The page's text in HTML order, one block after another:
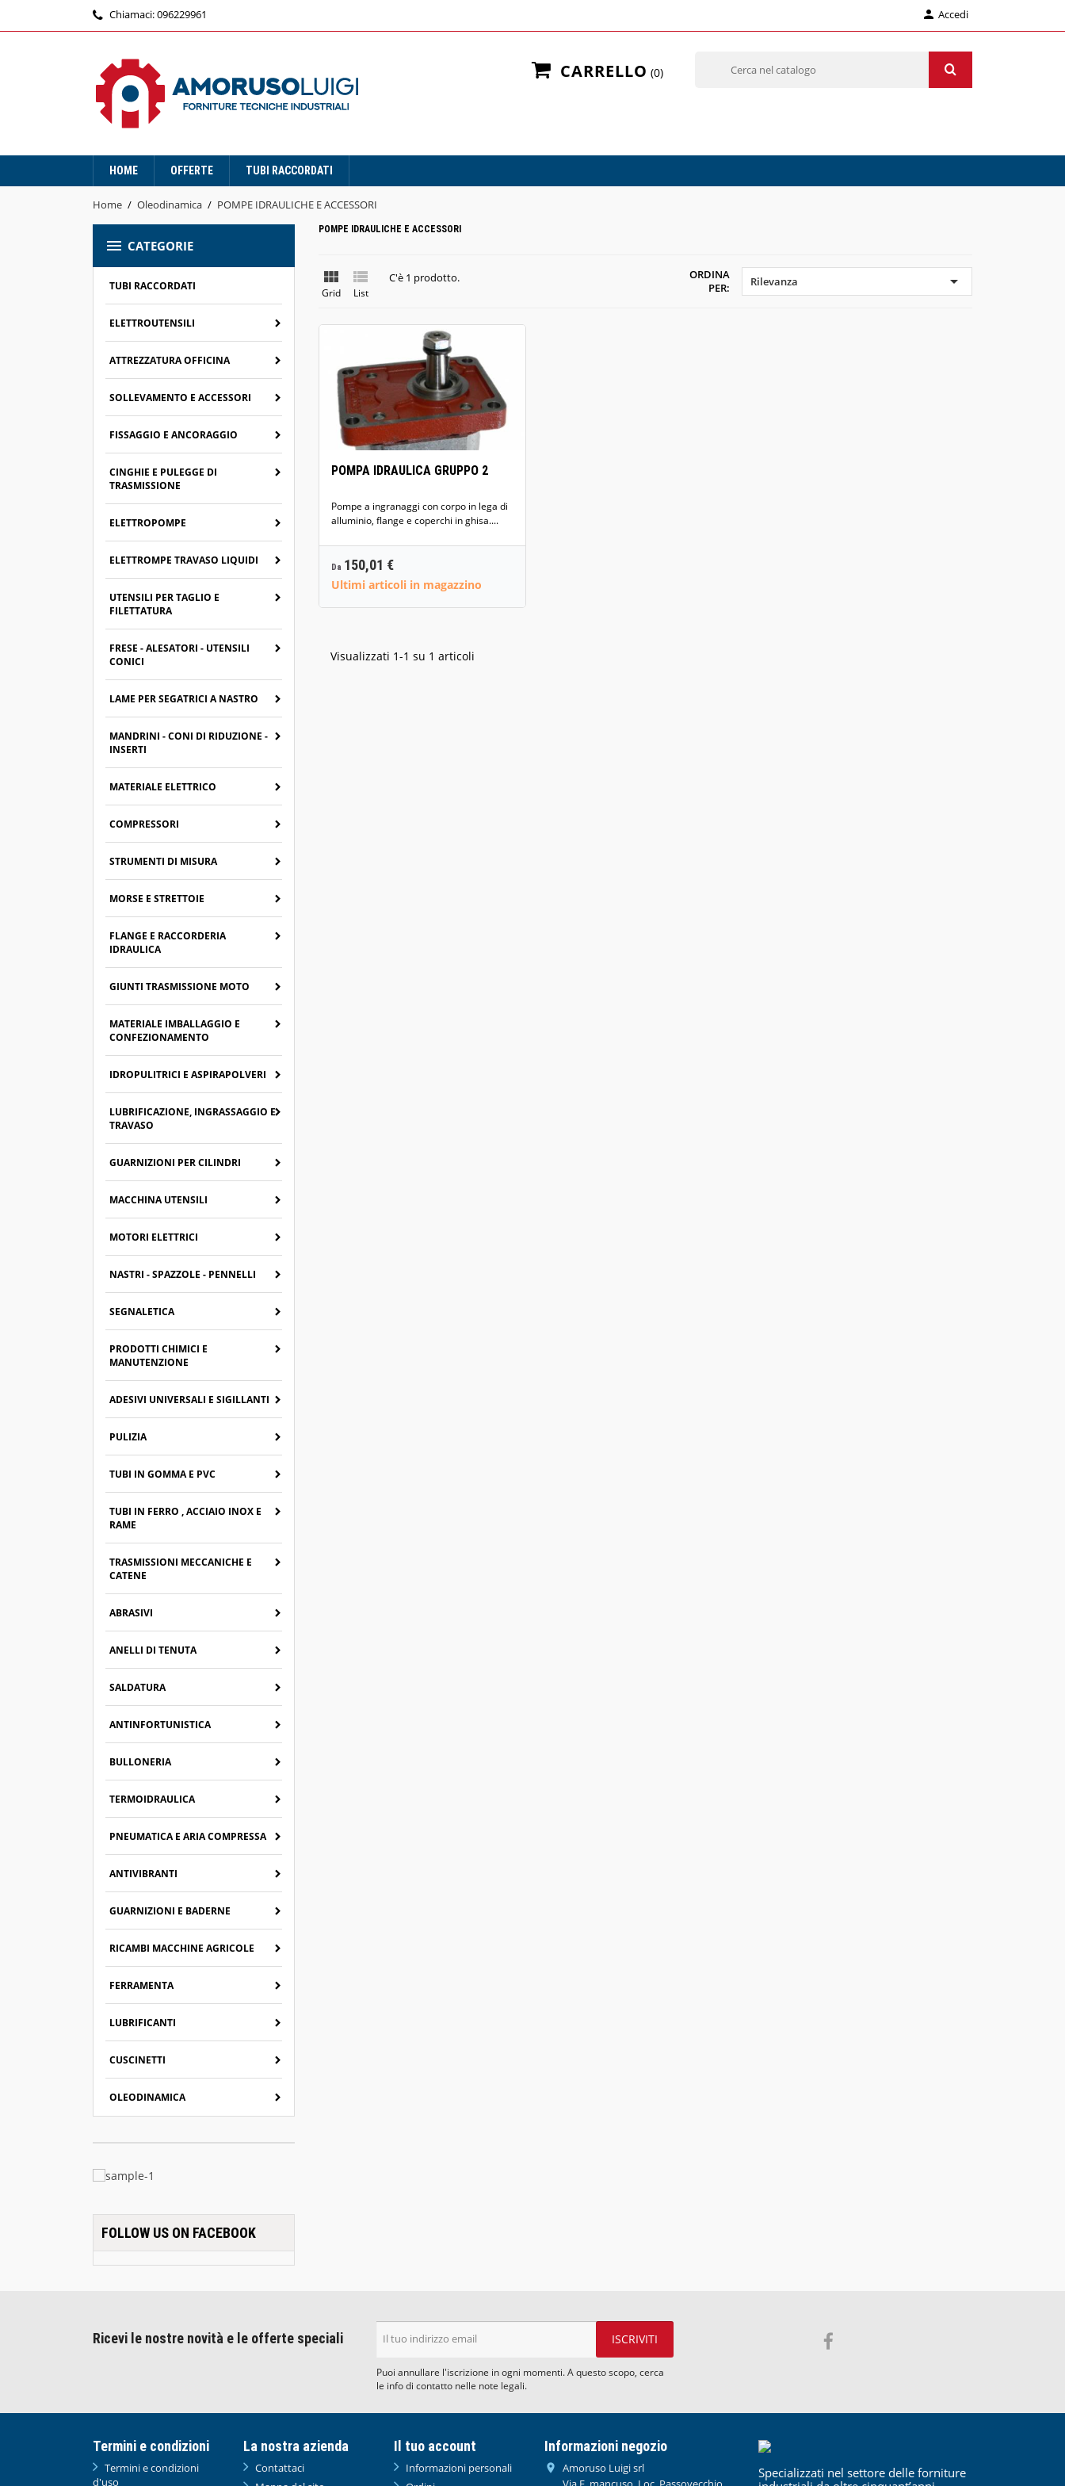
Chiamaci:096229961  Accedi
CARRELLO 0
HOME OFFERTE TUBI RACCORDATI
Home Oleodinamica POMPE IDRAULICHE E ACCESSORI
 CATEGORIE
TUBI RACCORDATI
ELETTROUTENSILI
ATTREZZATURA OFFICINA
SOLLEVAMENTO E ACCESSORI
FISSAGGIO E ANCORAGGIO
CINGHIE E PULEGGE DI
TRASMISSIONE
ELETTROPOMPE
ELETTROMPE TRAVASO LIQUIDI
UTENSILI PER TAGLIO E
FILETTATURA
FRESE - ALESATORI - UTENSILI
CONICI
LAME PER SEGATRICI A NASTRO
MANDRINI - CONI DI RIDUZIONE -
INSERTI
MATERIALE ELETTRICO
COMPRESSORI
STRUMENTI DI MISURA
MORSE E STRETTOIE
FLANGE E RACCORDERIA
IDRAULICA
GIUNTI TRASMISSIONE MOTO
MATERIALE IMBALLAGGIO E
CONFEZIONAMENTO
IDROPULITRICI E ASPIRAPOLVERI
LUBRIFICAZIONE, INGRASSAGGIO E
TRAVASO
GUARNIZIONI PER CILINDRI
MACCHINA UTENSILI
MOTORI ELETTRICI
NASTRI - SPAZZOLE - PENNELLI
SEGNALETICA
PRODOTTI CHIMICI E
MANUTENZIONE
ADESIVI UNIVERSALI E SIGILLANTI
PULIZIA
TUBI IN GOMMA E PVC
TUBI IN FERRO , ACCIAIO INOX E
RAME
TRASMISSIONI MECCANICHE E
CATENE
ABRASIVI
ANELLI DI TENUTA
SALDATURA
ANTINFORTUNISTICA
BULLONERIA
TERMOIDRAULICA
PNEUMATICA E ARIA COMPRESSA
ANTIVIBRANTI
GUARNIZIONI E BADERNE
RICAMBI MACCHINE AGRICOLE
FERRAMENTA
LUBRIFICANTI
CUSCINETTI
OLEODINAMICA
FOLLOW US ON FACEBOOK
POMPE IDRAULICHE E ACCESSORI

Grid

List
C'è 1 prodotto.
ORDINA
PER:
Rilevanza 
Anteprima
POMPA IDRAULICA GRUPPO 2
Pompe a ingranaggi con corpo in lega di
alluminio, flange e coperchi in ghisa....
Da Prezzo
150,01 €
Ultimi articoli in magazzino
Visualizzati 1-1 su 1 articoli
Ricevi le nostre novità e le offerte speciali
Puoi annullare l'iscrizione in ogni momenti. A questo scopo, cerca
le info di contatto nelle note legali.
Termini e condizioni
Termini e condizioni
d'uso
La nostra azienda
Contattaci
Il tuo account
Informazioni personali
Informazioni negozio

Amoruso Luigi srl
Specializzati nel settore delle forniture